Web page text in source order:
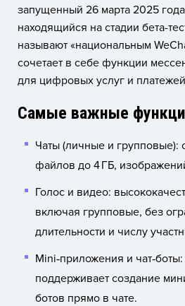
запущенный 26 марта 2025
находящийся на стадии бета-
называют «национальным
сочетает в себе функции
для цифровых услуг и
Самые важные
Чаты (личные и групповые):
файлов до 4 ГБ,
Голос и видео:
включая групповые, без
длительности и числу
Mini‑приложения и
поддерживает создание
ботов прямо в чате.